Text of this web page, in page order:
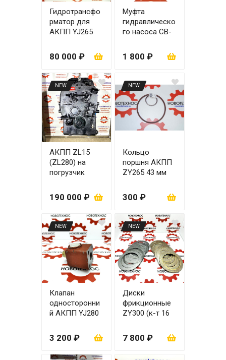
Гидротрансфо
рматор для
АКПП YJ265
отверстий)
80 000 ₽
Муфта
гидравлическо
го насоса CB-
1 800 ₽
NEW
АКПП ZL15
(ZL280) на
погрузчик
повышающей
передачей
190 000 ₽
NEW
Кольцо
поршня АКПП
ZY265 43 мм
300 ₽
NEW
Клапан
односторонни
й АКПП YJ280
3 200 ₽
NEW
Диски
фрикционные
ZY300 (к-т 16
7 800 ₽